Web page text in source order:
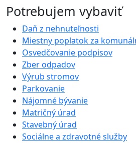
Potrebujem vybaviť
Daň z nehnuteľnosti
Miestny poplatok za
Osvedčovanie podpisov
Zber odpadov
Výrub stromov
Parkovanie
Nájomné bývanie
Matričný úrad
Stavebný úrad
Sociálne a zdravotné služby